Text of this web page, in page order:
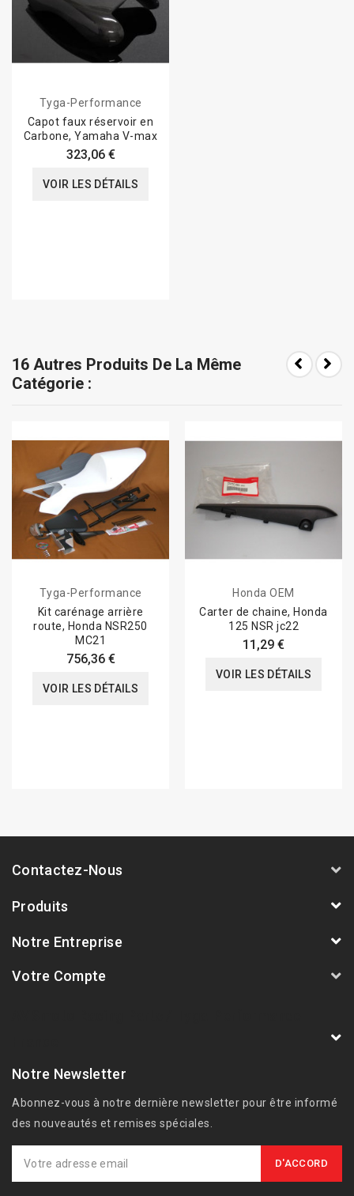
Tyga-Performance
Capot faux réservoir en
Carbone, Yamaha V-max
323,06 €
VOIR LES DÉTAILS
16 Autres Produits De La Même
Catégorie :
Tyga-Performance
Kit carénage arrière
route, Honda NSR250
MC21
756,36 €
VOIR LES DÉTAILS
Honda OEM
Carter de chaine, Honda
125 NSR jc22
11,29 €
VOIR LES DÉTAILS
Contactez-Nous
Produits
Notre Entreprise
Votre Compte
Notre Newsletter
Abonnez-vous à notre dernière newsletter pour être informé
des nouveautés et remises spéciales.